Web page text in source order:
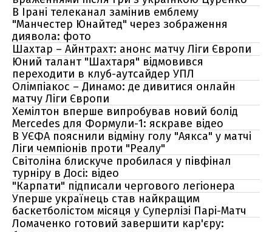
В Ірані телеканал замінив емблему
"Манчестер Юнайтед" через зображення
диявола: фото
Шахтар – Айнтрахт: анонс матчу Ліги Європи
Юний талант "Шахтаря" відмовився
переходити в клуб-аутсайдер УПЛ
Олімпіакос – Динамо: де дивитися онлайн
матчу Ліги Європи
Хемілтон вперше випробував новий болід
Mercedes для Формули-1: яскраве відео
В УЄФА пояснили відміну голу "Аякса" у матчі
Ліги чемпіонів проти "Реалу"
Світоліна блискуче пробилася у півфінал
турніру в Досі: відео
"Карпати" підписали чергового легіонера
Уперше українець став найкращим
баскетболістом місяця у Суперлізі Парі-Матч
Ломаченко готовий завершити кар'єру: